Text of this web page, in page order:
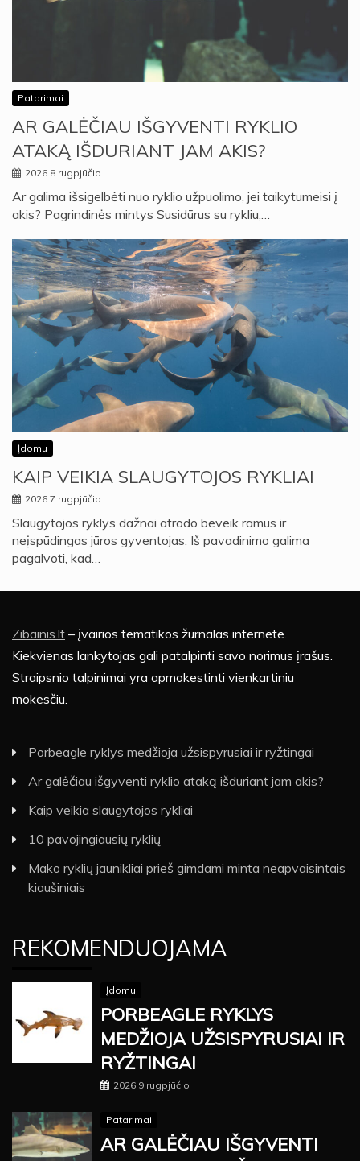
Patarimai
AR GALĖČIAU IŠGYVENTI RYKLIO
ATAKĄ IŠDURIANT JAM AKIS?
2026 8 rugpjūčio
Ar galima išsigelbėti nuo ryklio užpuolimo, jei taikytumeisi į
akis? Pagrindinės mintys Susidūrus su rykliu,…
Įdomu
KAIP VEIKIA SLAUGYTOJOS RYKLIAI
2026 7 rugpjūčio
Slaugytojos ryklys dažnai atrodo beveik ramus ir
neįspūdingas jūros gyventojas. Iš pavadinimo galima
pagalvoti, kad…
Zibainis.lt – įvairios tematikos žurnalas internete.
Kiekvienas lankytojas gali patalpinti savo norimus įrašus.
Straipsnio talpinimai yra apmokestinti vienkartiniu
mokesčiu.
Porbeagle ryklys medžioja užsispyrusiai ir ryžtingai
Ar galėčiau išgyventi ryklio ataką išduriant jam akis?
Kaip veikia slaugytojos rykliai
10 pavojingiausių ryklių
Mako ryklių jaunikliai prieš gimdami minta neapvaisintais
kiaušiniais
REKOMENDUOJAMA
Įdomu
PORBEAGLE RYKLYS
MEDŽIOJA UŽSISPYRUSIAI IR
RYŽTINGAI
2026 9 rugpjūčio
Patarimai
AR GALĖČIAU IŠGYVENTI